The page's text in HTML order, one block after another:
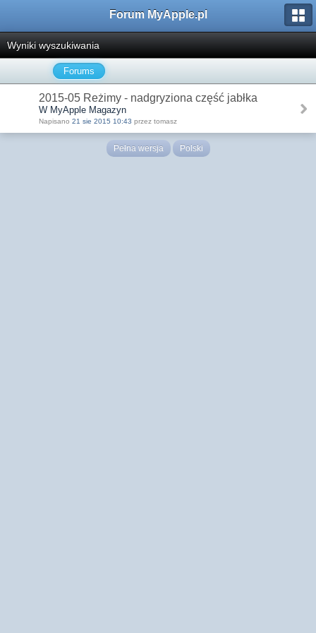
Forum MyApple.pl
Wyniki wyszukiwania
Forums
2015-05 Reżimy - nadgryziona część jabłka
W MyApple Magazyn
Napisano 21 sie 2015 10:43 przez tomasz
Pełna wersja Polski